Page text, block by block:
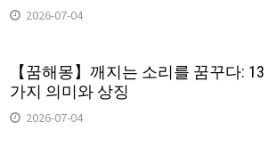
2026-07-04
【꿈해몽】깨지는 소리를 꿈꾸다: 13
가지 의미와 상징
2026-07-04